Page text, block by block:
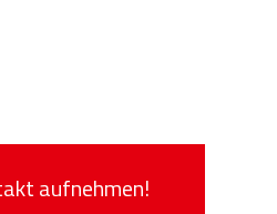
aufnehmen!